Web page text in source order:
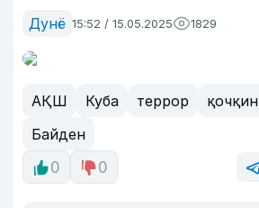
Дунё 15:52 / 15.05.2025 1829
АҚШ Куба террор қочқин
Байден
0
0